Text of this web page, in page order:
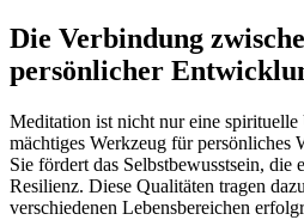
Die Verbindung
persönlicher
Meditation ist nicht nur eine spirituelle
mächtiges Werkzeug für persönliches
Sie fördert das Selbstbewusstsein,
Resilienz. Diese Qualitäten tragen
verschiedenen Lebensbereichen